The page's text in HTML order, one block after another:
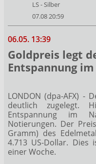
LS - Silber
07.08 20:59
06.05. 13:39
Goldpreis legt
Entspannung
LONDON (dpa-AFX) -
deutlich zugelegt.
Entspannung im
Notierungen. Der
Gramm) des
4.713 US-Dollar.
einer Woche.